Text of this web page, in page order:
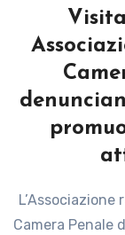
L’Associazione radicale Adelaide Aglietta di Torino e la
Camera Penale